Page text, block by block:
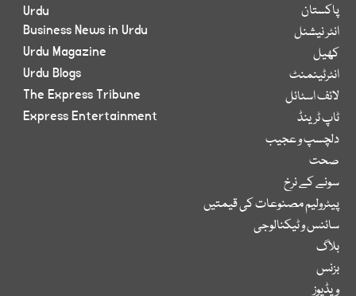
پاکستان
انٹر نیشنل
کھیل
انٹرٹینمنٹ
لائف اسٹائل
ٹاپ ٹرینڈ
دلچسپ و عجیب
صحت
سونے کے نرخ
پیٹرولیم مصنوعات کی قیمتیں
سائنس و ٹیکنالوجی
بلاگ
بزنس
ویڈیوز
Urdu
Business News in Urdu
Urdu Magazine
Urdu Blogs
The Express Tribune
Express Entertainment